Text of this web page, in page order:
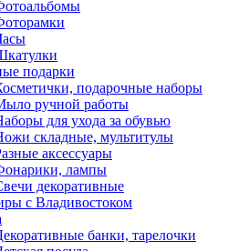
подарки
подарочные наборы
ручной работы
для ухода за обувью
складные, мультитулы
аксессуары
лампы
декоративные
с Владивостоком
банки, тарелочки